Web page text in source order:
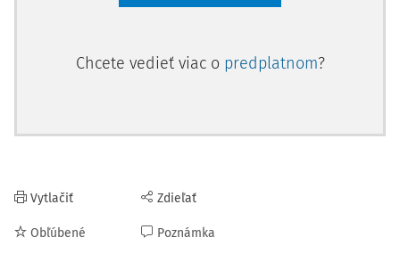
Chcete vedieť viac o predplatnom?
Vytlačiť
Obľúbené
Zdieľať
Poznámka